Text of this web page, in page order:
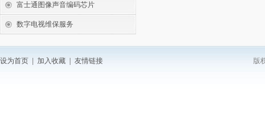
富士通图像声音编码芯片
数字电视维保服务
设为首页 加入收藏 友情链接 版